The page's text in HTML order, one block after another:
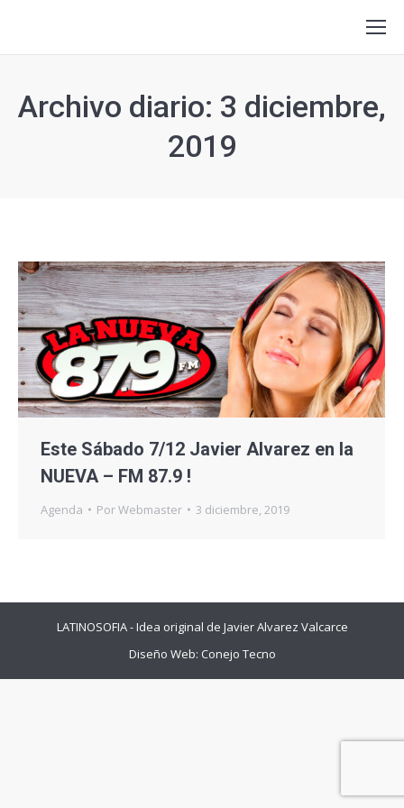
Archivo diario: 3 diciembre,
2019
Este Sábado 7/12 Javier Alvarez en la
NUEVA – FM 87.9 !
Agenda PorWebmaster 3 diciembre, 2019
LATINOSOFIA - Idea original de Javier Alvarez Valcarce
Diseño Web: Conejo Tecno